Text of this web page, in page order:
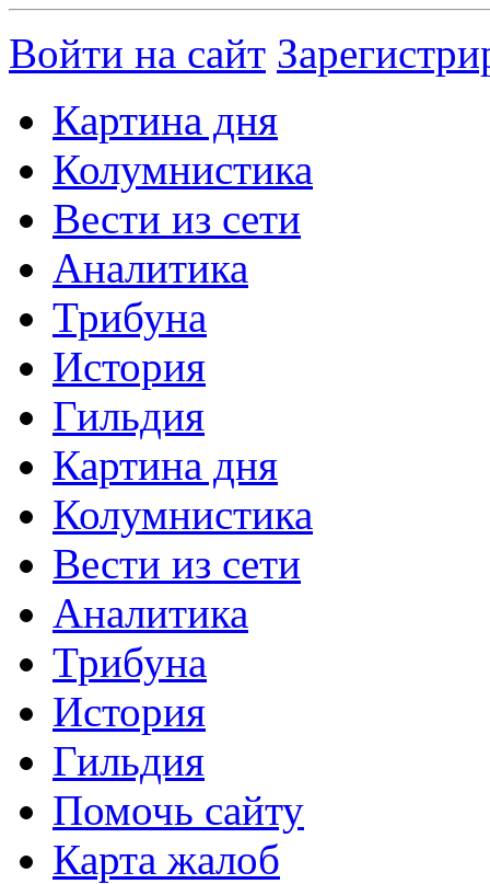
Войти на сайт
Картина дня
Колумнистика
Вести из сети
Аналитика
Трибуна
История
Гильдия
Картина дня
Колумнистика
Вести из сети
Аналитика
Трибуна
История
Гильдия
Помочь сайту
Карта жалоб